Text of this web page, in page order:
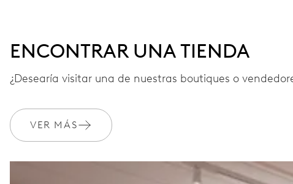
ENCONTRAR UNA TIENDA
¿Desearía visitar una de nuestras boutiques o
VER MÁS